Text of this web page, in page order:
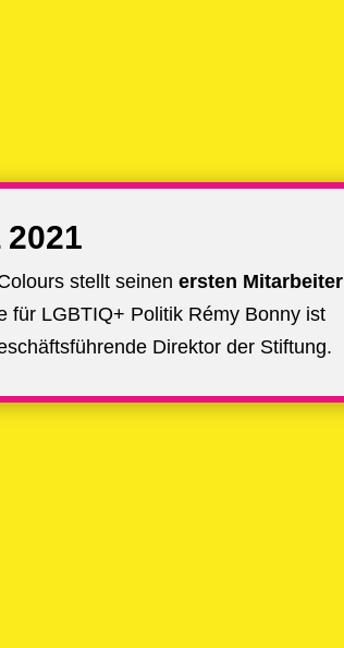
2021
stellt seinen ersten Mitarbeiter
für LGBTIQ+ Politik Rémy Bonny ist
Direktor der Stiftung.